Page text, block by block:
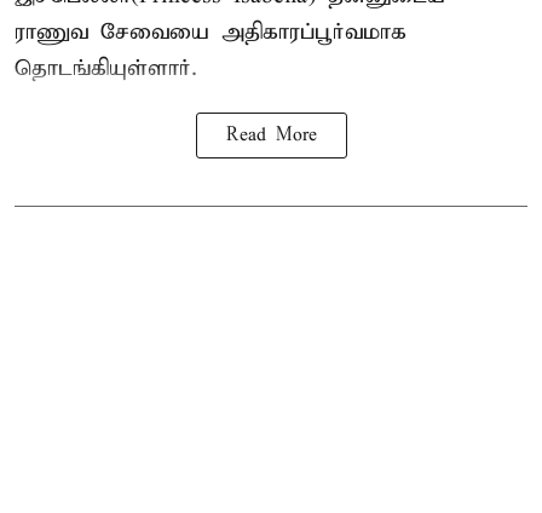
ராணுவ சேவையை அதிகாரப்பூர்வமாக
தொடங்கியுள்ளார்.
Read More